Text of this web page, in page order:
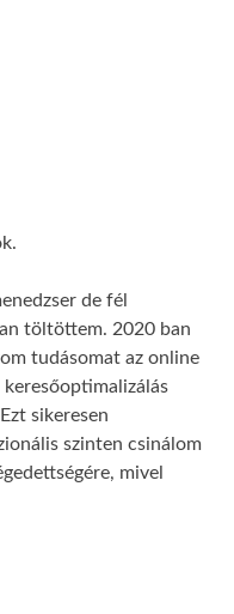
de fél
töltöttem. 2020 ban
tudásomat az online
sikeresen
szinten csinálom
mivel